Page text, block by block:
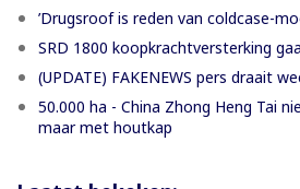
’Drugsroof is reden van coldcase-
SRD 1800 koopkrachtversterking
(UPDATE) FAKENEWS pers draait
50.000 ha - China Zhong Heng Tai
maar met houtkap